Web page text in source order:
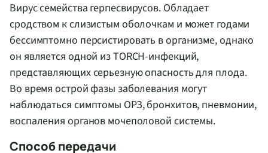
Вирус семейства герпесвирусов. Обладает
сродством к слизистым оболочкам и может годами
бессимптомно персистировать в организме, однако
он является одной из TORCH-инфекций,
представляющих серьезную опасность для плода.
Во время острой фазы заболевания могут
наблюдаться симптомы ОРЗ, бронхитов, пневмонии,
воспаления органов мочеполовой системы.
Способ передачи